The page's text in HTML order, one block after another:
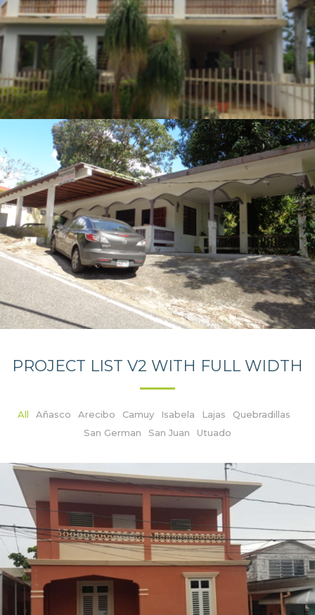
PROJECT LIST V2 WITH FULL WIDTH
All Añasco Arecibo Camuy Isabela Lajas
Quebradillas
San German
San Juan Utuado